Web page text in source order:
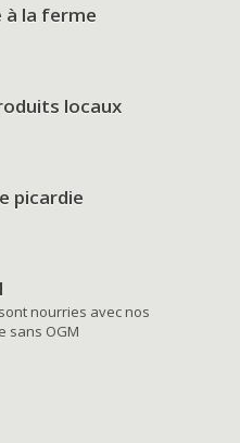
à la ferme
locaux
picardie
nourries avec nos
sans OGM